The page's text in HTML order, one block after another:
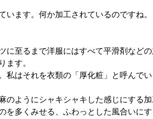
ます。何か加工されているのですね。
に至るまで洋服にはすべて平滑剤などの
ます。
はそれを衣類の「厚化粧」と呼んでい
ようにシャキシャキした感じにする加
多くみせる、ふわっとした風合いにす